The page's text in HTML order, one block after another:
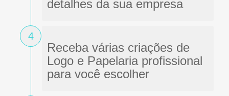
detalhes da sua empresa
4
Receba várias criações de
Logo e Papelaria profissional
para você escolher